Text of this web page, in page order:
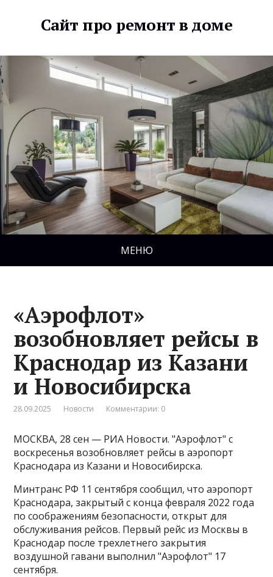
Сайт про ремонт в доме
МЕНЮ
«Аэрофлот»
возобновляет рейсы в
Краснодар из Казани
и Новосибирска
28.09.2025 Новости Комментарии: 0
МОСКВА, 28 сен — РИА Новости. "Аэрофлот" с
воскресенья возобновляет рейсы в аэропорт
Краснодара из Казани и Новосибирска.
Минтранс РФ 11 сентября сообщил, что аэропорт
Краснодара, закрытый с конца февраля 2022 года
по соображениям безопасности, открыт для
обслуживания рейсов​​​. Первый рейс из Москвы в
Краснодар после трехлетнего закрытия
воздушной гавани выполнил "Аэрофлот" 17
сентября.